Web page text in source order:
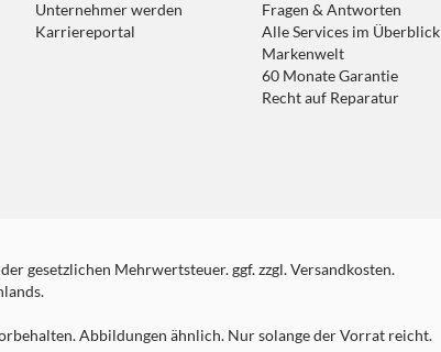
Unternehmer werden
Karriereportal
Fragen & Antworten
Alle Services im Überblick
Markenwelt
60 Monate Garantie
Recht auf Reparatur
gesetzlichen Mehrwertsteuer. ggf. zzgl. Versandkosten.
Abbildungen ähnlich. Nur solange der Vorrat reicht.